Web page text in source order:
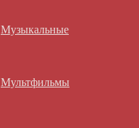
Музыкальные
Мультфильмы